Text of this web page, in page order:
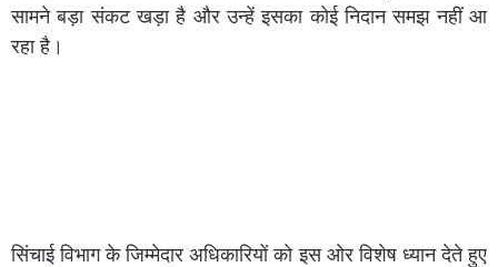
सामने बड़ा संकट खड़ा है और उन्हें इसका कोई निदान समझ नहीं आ
रहा है।
सिंचाई विभाग के जिम्मेदार अधिकारियों को इस ओर विशेष ध्यान देते हुए